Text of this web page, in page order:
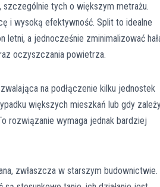
tych o większym metrażu.
i wysoką efektywność. Split to idealne
a jednocześnie zminimalizować
oczyszczania powietrza.
na podłączenie kilku jednostek
większych mieszkań lub gdy
rozwiązanie wymaga jednak bardziej
zwłaszcza w starszym budownictwie.